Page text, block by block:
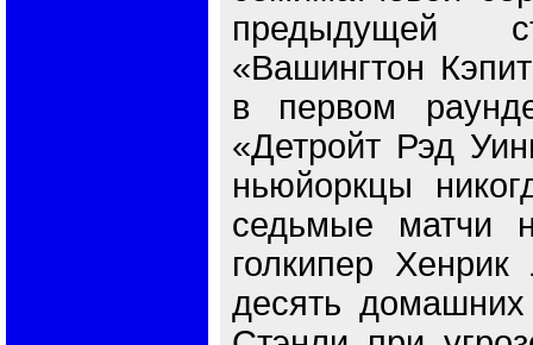
предыдущей
«Вашингтон
в первом
«Детройт Рэд
ньюйоркцы
седьмые матчи
голкипер Хенрик
десять